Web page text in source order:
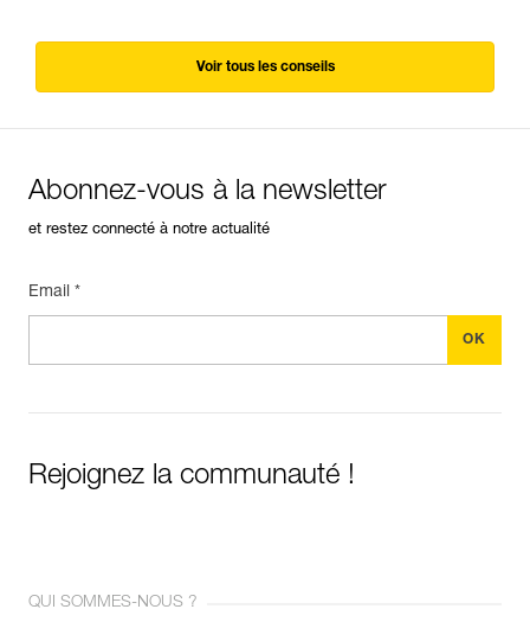
Voir tous les conseils
Abonnez-vous à la newsletter
et restez connecté à notre actualité
Email *
Rejoignez la communauté !
QUI SOMMES-NOUS ?